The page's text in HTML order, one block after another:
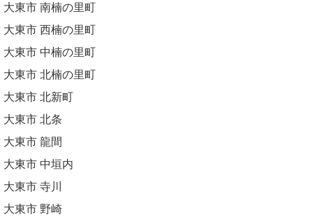
大東市 南楠の里町
大東市 西楠の里町
大東市 中楠の里町
大東市 北楠の里町
大東市 北新町
大東市 北条
大東市 龍間
大東市 中垣内
大東市 寺川
大東市 野崎